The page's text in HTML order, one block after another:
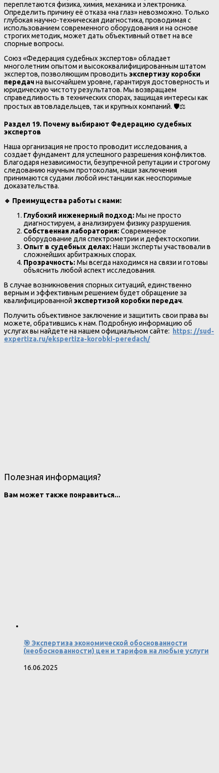
переплетаются физика, химия, механика и электроника.
Определить причину её отказа «на глаз» невозможно. Только
глубокая научно-техническая диагностика, проводимая с
использованием современного оборудования и на основе
строгих методик, может дать объективный ответ на все
спорные вопросы.
Союз «Федерация судебных экспертов» обладает
многолетним опытом и высококвалифицированным штатом
экспертов, позволяющим проводить экспертизу коробки
передачна высочайшем уровне, гарантируя достоверность и
юридическую чистоту результатов. Мы возвращаем
справедливость в технических спорах, защищая интересы как
простых автовладельцев, так и крупных компаний. 🛡️⚖️
Раздел 19. Почему выбирают Федерацию судебных
экспертов
Наша организация не просто проводит исследования, а
создает фундамент для успешного разрешения конфликтов.
Благодаря независимости, безупречной репутации и строгому
следованию научным протоколам, наши заключения
принимаются судами любой инстанции как неоспоримые
доказательства.
🔹 Преимущества работы с нами:
Глубокий инженерный подход:Мы не просто
диагностируем, а анализируем физику разрушения.
Собственная лаборатория:Современное
оборудование для спектрометрии и дефектоскопии.
Опыт в судебных делах:Наши эксперты участвовали в
сложнейших арбитражных спорах.
Прозрачность:Мы всегда находимся на связи и готовы
объяснить любой аспект исследования.
В случае возникновения спорных ситуаций, единственно
верным и эффективным решением будет обращение за
квалифицированной экспертизой коробки передач.
Получить объективное заключение и защитить свои права вы
можете, обратившись к нам. Подробную информацию об
услугах вы найдете на нашем официальном сайте:
https: //sud-
expertiza.ru/ekspertiza-korobki-peredach/
Полезная информация?
Вам может также понравиться...
🎯 Экспертиза экономической обоснованности
(необоснованности) цен и тарифов на любые услуги
16.06.2025